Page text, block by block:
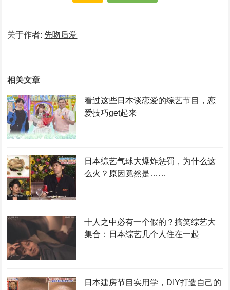
关于作者: 先吻后爱
相关文章
看过这些日本谈恋爱的综艺节目，恋
爱技巧get起来
日本综艺气球大爆炸惩罚，为什么这
么火？原因竟然是……
十人之中必有一个假的？搞笑综艺大
集合：日本综艺几个人住在一起
日本建房节目实用学，DIY打造自己的